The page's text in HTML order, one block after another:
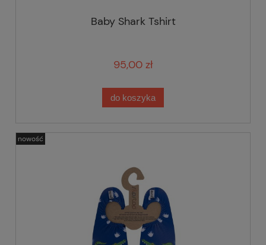
Baby Shark Tshirt
95,00 zł
do koszyka
nowość